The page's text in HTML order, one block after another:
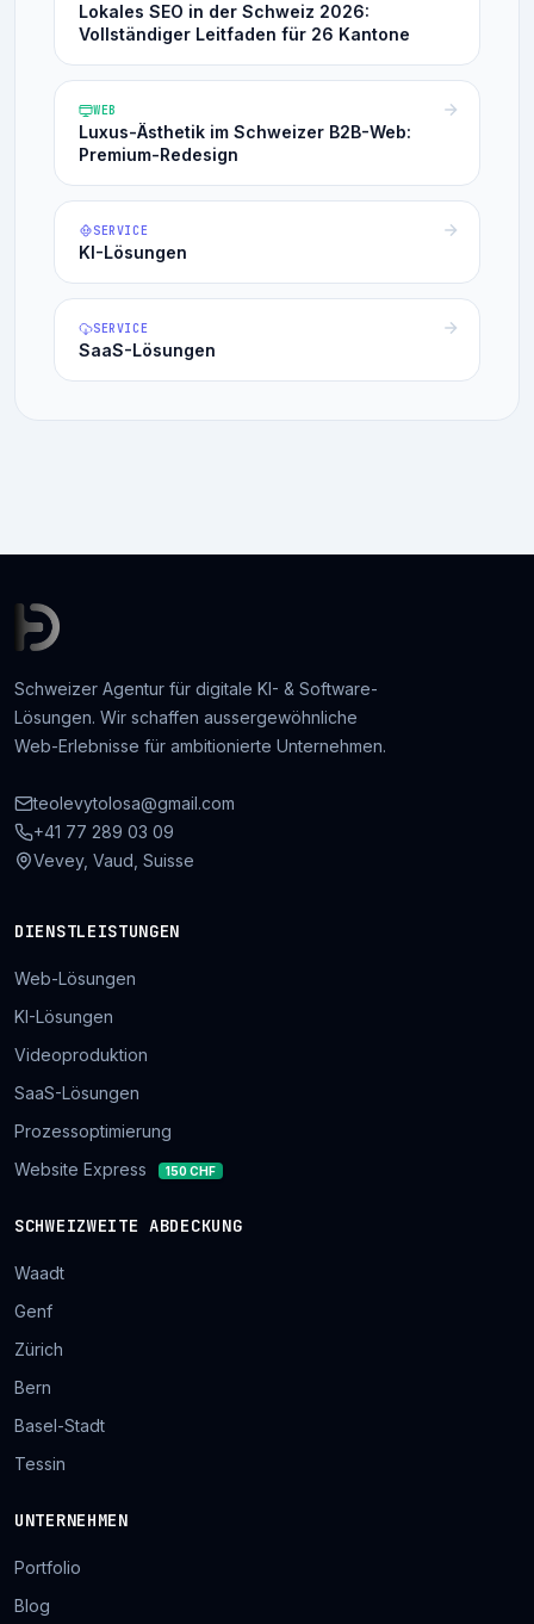
Lokales SEO in der Schweiz 2026:
Vollständiger Leitfaden für 26 Kantone
WEB
Luxus-Ästhetik im Schweizer B2B-Web:
Premium-Redesign
SERVICE
KI-Lösungen
SERVICE
SaaS-Lösungen
Schweizer Agentur für digitale KI- & Software-
Lösungen. Wir schaffen aussergewöhnliche
Web-Erlebnisse für ambitionierte Unternehmen.
teolevytolosa@gmail.com
+41 77 289 03 09
Vevey, Vaud, Suisse
DIENSTLEISTUNGEN
Web-Lösungen
KI-Lösungen
Videoproduktion
SaaS-Lösungen
Prozessoptimierung
Website Express
150 CHF
SCHWEIZWEITE ABDECKUNG
Waadt
Genf
Zürich
Bern
Basel-Stadt
Tessin
UNTERNEHMEN
Portfolio
Blog